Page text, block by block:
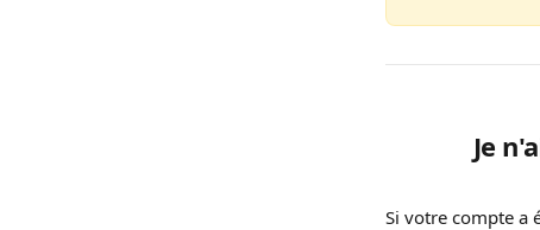
Je
Si votre compte a